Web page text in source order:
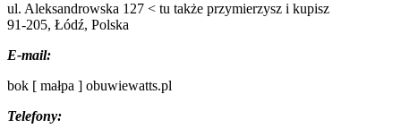
ul. Aleksandrowska 127 < tu także przymierzysz i kupisz
91-205, Łódź, Polska
E-mail:
bok [ małpa ] obuwiewatts.pl
Telefony: